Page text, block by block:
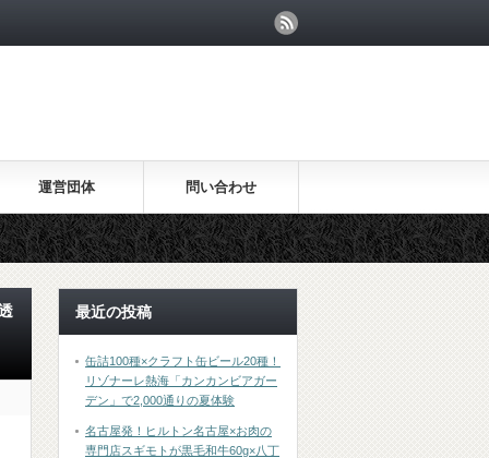
運営団体 問い合わせ
最近の投稿
缶詰100種×クラフト缶ビール20種！
リゾナーレ熱海「カンカンビアガー
デン」で2,000通りの夏体験
名古屋発！ヒルトン名古屋×お肉の
専門店スギモトが黒毛和牛60g×八丁